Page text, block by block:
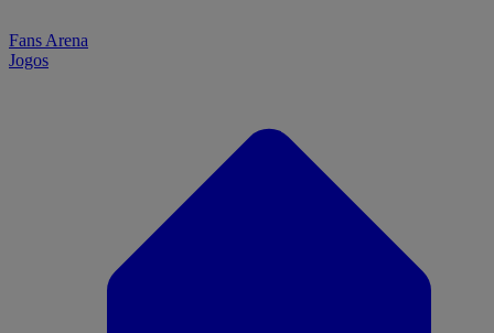
Fans Arena
Jogos